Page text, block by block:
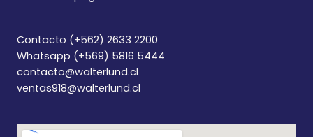
Contacto (+562) 2633 2200
Whatsapp (+569) 5816 5444
contacto@walterlund.cl
ventas918@walterlund.cl